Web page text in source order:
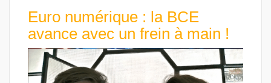
Euro numérique : la BCE
avance avec un frein à main !